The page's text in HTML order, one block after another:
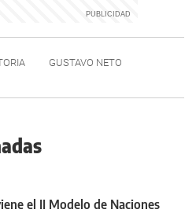
GUSTAVO NETO
el II Modelo de Naciones